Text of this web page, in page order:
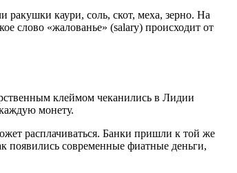
ракушки каури, соль, скот, меха, зерно. На
слово «жалованье» (salary) происходит от
клеймом чеканились в Лидии
монету.
расплачиваться. Банки пришли к той же
появились современные фиатные деньги,